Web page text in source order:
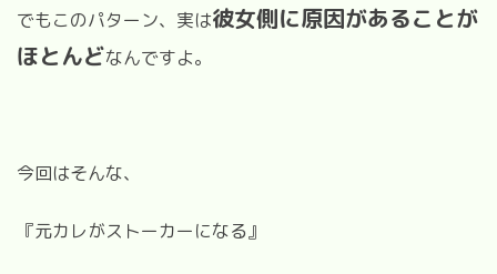
でもこのパターン、実は彼女側に原因があることが
ほとんどなんですよ。
今回はそんな、
『元カレがストーカーになる』